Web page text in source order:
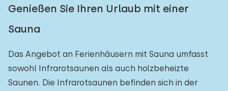
Genießen Sie Ihren Urlaub mit einer
Sauna
Das Angebot an Ferienhäusern mit Sauna umfasst
sowohl Infrarotsaunen als auch holzbeheizte
Saunen. Die Infrarotsaunen befinden sich in der